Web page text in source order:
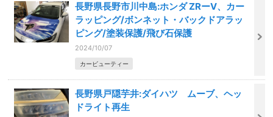
長野県長野市川中島:ホンダ ZRーV、カー
ラッピング/ボンネット・バックドアラッ
ピング/塗装保護/飛び石保護
2024/10/07
カービューティー
長野県戸隠芋井:ダイハツ ムーブ、ヘッ
ドライト再生